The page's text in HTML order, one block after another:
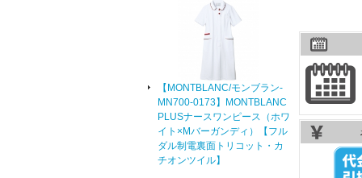
【MONTBLANC/モンブラン-
MN700-0173】MONTBLANC
PLUSナースワンピース（ホワ
イト×Mバーガンディ）【フル
ダル制電裏面トリコット・カ
チオンツイル】